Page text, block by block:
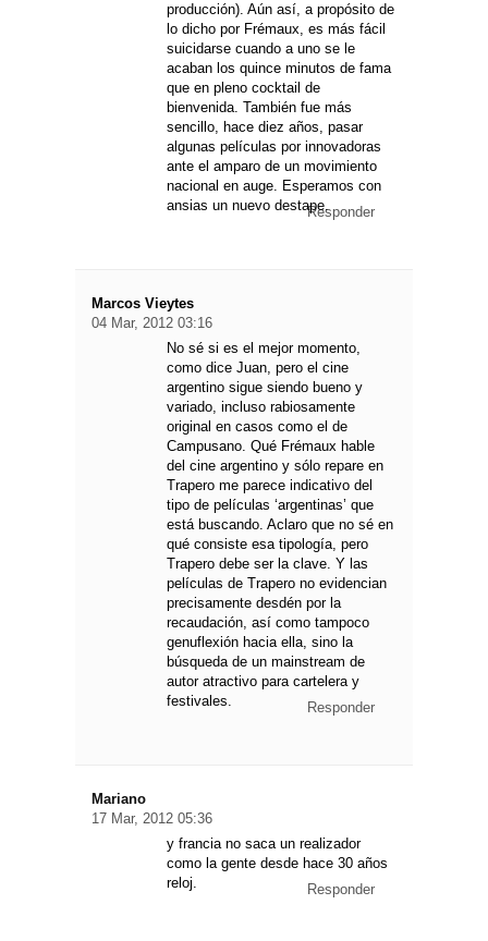
producción). Aún así, a propósito de
lo dicho por Frémaux, es más fácil
suicidarse cuando a uno se le
acaban los quince minutos de fama
que en pleno cocktail de
bienvenida. También fue más
sencillo, hace diez años, pasar
algunas películas por innovadoras
ante el amparo de un movimiento
nacional en auge. Esperamos con
ansias un nuevo destape.Responder
Marcos Vieytes
04 Mar, 2012 03:16
No sé si es el mejor momento,
como dice Juan, pero el cine
argentino sigue siendo bueno y
variado, incluso rabiosamente
original en casos como el de
Campusano. Qué Frémaux hable
del cine argentino y sólo repare en
Trapero me parece indicativo del
tipo de películas ‘argentinas’ que
está buscando. Aclaro que no sé en
qué consiste esa tipología, pero
Trapero debe ser la clave. Y las
películas de Trapero no evidencian
precisamente desdén por la
recaudación, así como tampoco
genuflexión hacia ella, sino la
búsqueda de un mainstream de
autor atractivo para cartelera y
festivales.
Responder
Mariano
17 Mar, 2012 05:36
y francia no saca un realizador
como la gente desde hace 30 años
reloj.
Responder